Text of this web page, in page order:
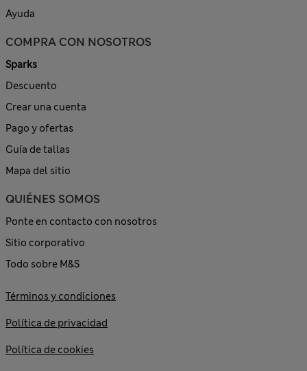
Ayuda
COMPRA CON NOSOTROS
Sparks
Descuento
Crear una cuenta
Pago y ofertas
Guía de tallas
Mapa del sitio
QUIÉNES SOMOS
Ponte en contacto con nosotros
Sitio corporativo
Todo sobre M&S
Términos y condiciones
Política de privacidad
Política de cookies